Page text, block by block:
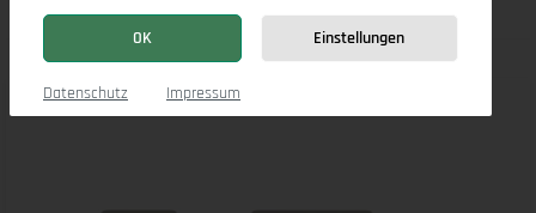
Marco Aho gr Small R
Bildergalerie überspringen
OK Einstellungen
Datenschutz Impressum